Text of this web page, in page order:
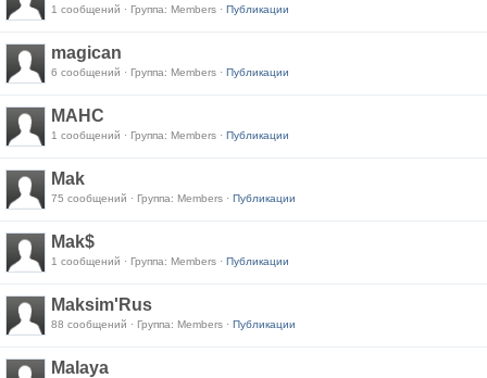
1 сообщений · Группа: Members · Публикации
magican
6 сообщений · Группа: Members · Публикации
MAHC
1 сообщений · Группа: Members · Публикации
Mak
75 сообщений · Группа: Members · Публикации
Mak$
1 сообщений · Группа: Members · Публикации
Maksim'Rus
88 сообщений · Группа: Members · Публикации
Malaya